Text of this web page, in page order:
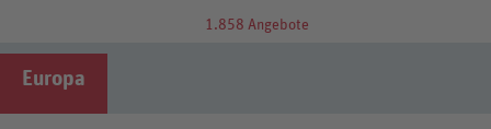
1.858 Angebote
Europa